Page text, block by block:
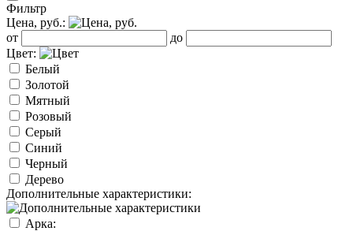
Фильтр
Цена, руб.:
от
до
Цвет:
Белый
Золотой
Мятный
Розовый
Серый
Синий
Черный
Дерево
Дополнительные характеристики:
Арка: